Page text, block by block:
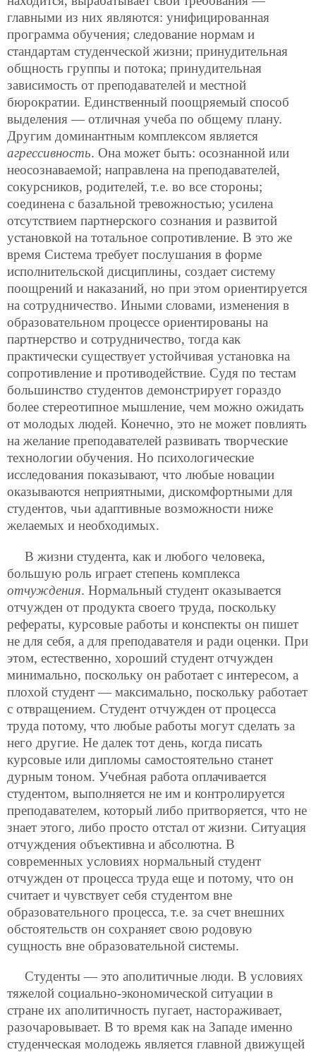
главными из них являются: унифицированная
программа обучения; следование нормам и
стандартам студенческой жизни; принудительная
общность группы и потока; принудительная
зависимость от преподавателей и местной
бюрократии. Единственный поощряемый способ
выделения — отличная учеба по общему плану.
Другим доминантным комплексом является
агрессивность. Она может быть: осознанной или
неосознаваемой; направлена на преподавателей,
сокурсников, родителей, т.е. во все стороны;
соединена с базальной тревожностью; усилена
отсутствием партнерского сознания и развитой
установкой на тотальное сопротивление. В это же
время Система требует послушания в форме
исполнительской дисциплины, создает систему
поощрений и наказаний, но при этом ориентируется
на сотрудничество. Иными словами, изменения в
образовательном процессе ориентированы на
партнерство и сотрудничество, тогда как
практически существует устойчивая установка на
сопротивление и противодействие. Судя по тестам
большинство студентов демонстрирует гораздо
более стереотипное мышление, чем можно ожидать
от молодых людей. Конечно, это не может повлиять
на желание преподавателей развивать творческие
технологии обучения. Но психологические
исследования показывают, что любые новации
оказываются неприятными, дискомфортными для
студентов, чьи адаптивные возможности ниже
желаемых и необходимых.
В жизни студента, как и любого человека,
большую роль играет степень комплекса
отчуждения. Нормальный студент оказывается
отчужден от продукта своего труда, поскольку
рефераты, курсовые работы и конспекты он пишет
не для себя, а для преподавателя и ради оценки. При
этом, естественно, хороший студент отчужден
минимально, поскольку он работает с интересом, а
плохой студент — максимально, поскольку работает
с отвращением. Студент отчужден от процесса
труда потому, что любые работы могут сделать за
него другие. Не далек тот день, когда писать
курсовые или дипломы самостоятельно станет
дурным тоном. Учебная работа оплачивается
студентом, выполняется не им и контролируется
преподавателем, который либо притворяется, что не
знает этого, либо просто отстал от жизни. Ситуация
отчуждения объективна и абсолютна. В
современных условиях нормальный студент
отчужден от процесса труда еще и потому, что он
считает и чувствует себя студентом вне
образовательного процесса, т.е. за счет внешних
обстоятельств он сохраняет свою родовую
сущность вне образовательной системы.
Студенты — это аполитичные люди. В условиях
тяжелой социально-экономической ситуации в
стране их аполитичность пугает, настораживает,
разочаровывает. В то время как на Западе именно
студенческая молодежь является главной движущей